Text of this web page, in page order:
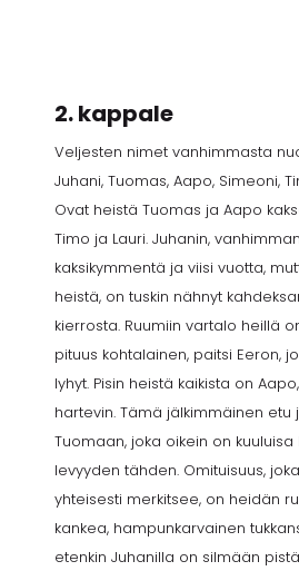
2. kappale
Veljesten nimet vanhimmasta
Juhani, Tuomas, Aapo, Simeoni,
Ovat heistä Tuomas ja Aapo
Timo ja Lauri. Juhanin,
kaksikymmentä ja viisi vuotta,
heistä, on tuskin nähnyt
kierrosta. Ruumiin vartalo heillä
pituus kohtalainen, paitsi Eeron,
lyhyt. Pisin heistä kaikista on
hartevin. Tämä jälkimmäinen etu
Tuomaan, joka oikein on
levyyden tähden. Omituisuus,
yhteisesti merkitsee, on heidän
kankea, hampunkarvainen
etenkin Juhanilla on silmään